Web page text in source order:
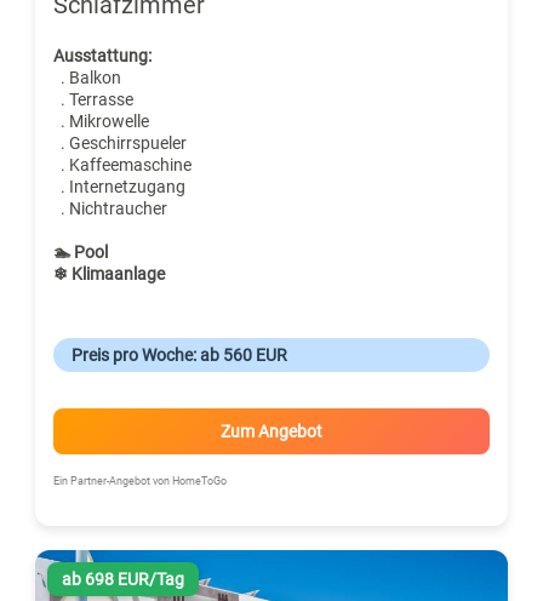
Ausstattung:
. Balkon
. Terrasse
. Mikrowelle
. Geschirrspueler
. Kaffeemaschine
. Internetzugang
. Nichtraucher
🏊 Pool
❄ Klimaanlage
Preis pro Woche: ab 560 EUR
Zum Angebot
Ein Partner-Angebot von HomeToGo
ab 698 EUR/Tag